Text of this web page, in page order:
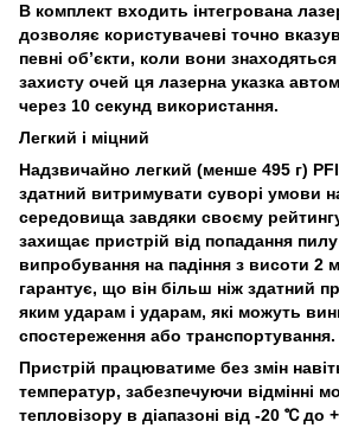
В комплект входить інтегрована
дозволяє користувачеві точно
певні об’єкти, коли вони
захисту очей ця лазерна указка
через 10 секунд використання.
Легкий і міцний
Надзвичайно легкий (менше 495 г)
здатний витримувати суворі умови
середовища завдяки своєму
захищає пристрій від попадання
випробування на падіння з висоти 2
гарантує, що він більш ніж здатний
яким ударам і ударам, які можуть
спостереження або транспортування.
Пристрій працюватиме без змін
температур, забезпечуючи відмінні
тепловізору в діапазоні від -20 ℃ до